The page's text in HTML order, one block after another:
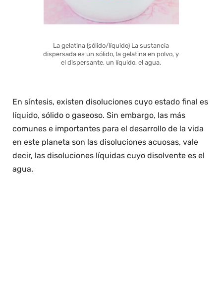
La gelatina (sólido/líquido) La sustancia
dispersada es un sólido, la gelatina en polvo, y
el dispersante, un líquido, el agua.
En síntesis, existen disoluciones cuyo estado final es
líquido, sólido o gaseoso. Sin embargo, las más
comunes e importantes para el desarrollo de la vida
en este planeta son las disoluciones acuosas, vale
decir, las disoluciones líquidas cuyo disolvente es el
agua.